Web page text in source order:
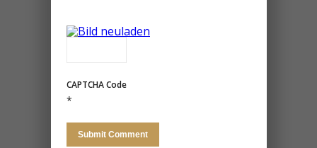
CAPTCHA Code
*